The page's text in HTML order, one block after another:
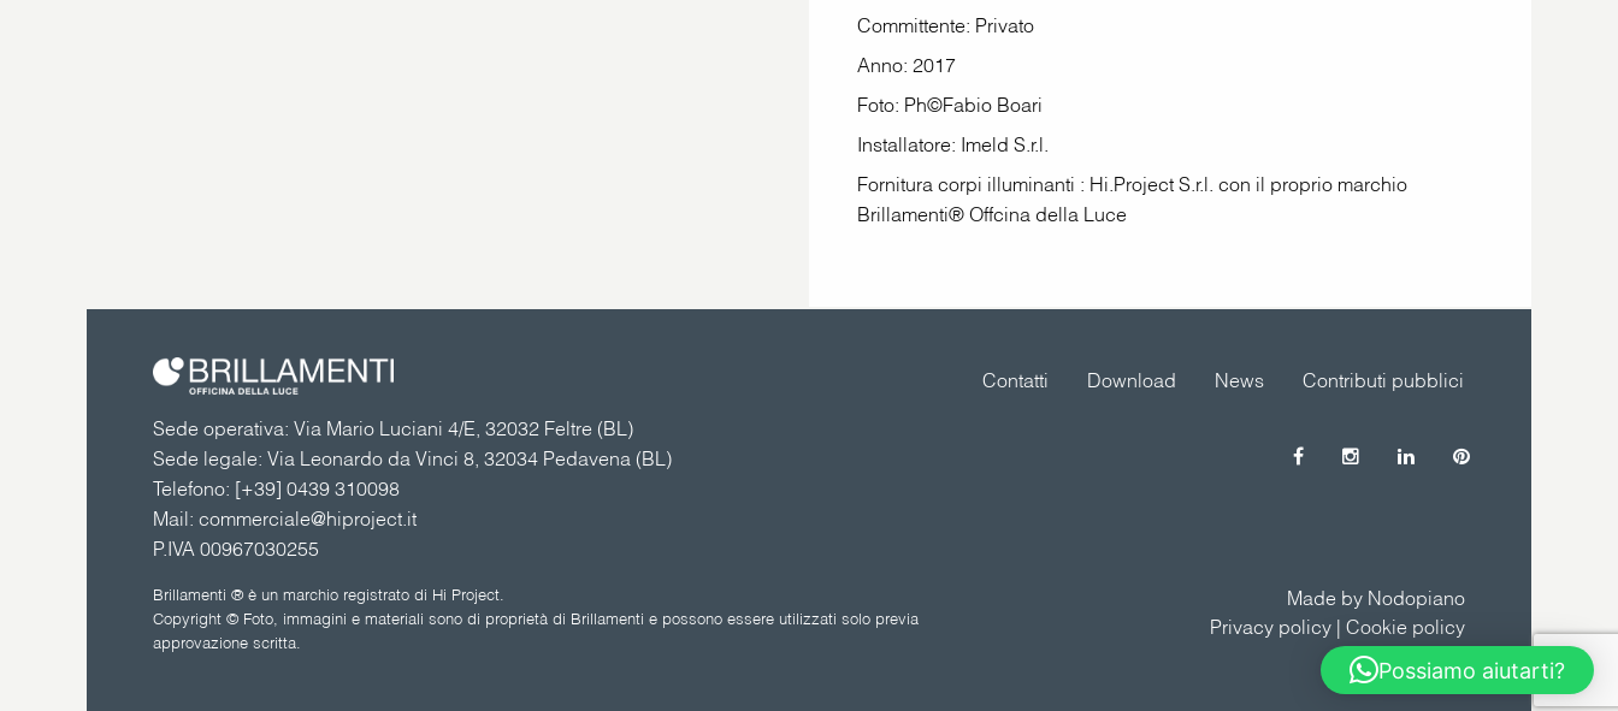
Committente: Privato
Anno: 2017
Foto: Ph©Fabio Boari
Installatore: Imeld S.r.l.
Fornitura corpi illuminanti : Hi.Project S.r.l. con il proprio marchio
Brillamenti® Offcina della Luce
Sede operativa: Via Mario Luciani 4/E, 32032 Feltre (BL)
Sede legale: Via Leonardo da Vinci 8, 32034 Pedavena (BL)
Telefono: [+39] 0439 310098
Mail: commerciale@hiproject.it
P.IVA 00967030255
Contributi pubblici
News
Download
Contatti
Brillamenti ® è un marchio registrato di Hi Project.
Copyright © Foto, immagini e materiali sono di proprietà di Brillamenti e possono essere utilizzati solo previa
approvazione scritta.
Made by Nodopiano
Privacy policy| Cookie policy
Possiamo aiutarti?